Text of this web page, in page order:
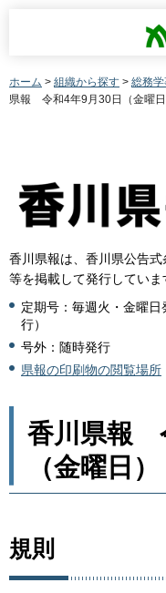
ホーム > 組織から探す > 総務
県報 令和4年9月30日（金曜日
香川県報は、香川県公告
等を掲載して発行していま
定期号：毎週火・金曜
行）
号外：随時発行
県報の印刷物の閲覧場所
香川県報
（金曜日
規則